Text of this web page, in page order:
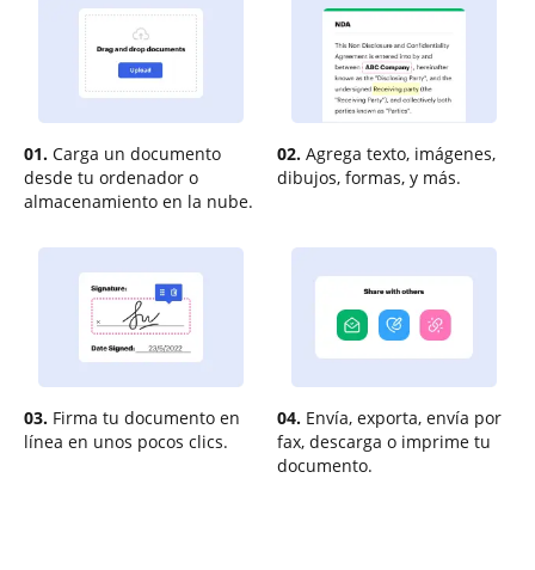
01. Carga un documento
desde tu ordenador o
almacenamiento en la nube.
02. Agrega texto, imágenes,
dibujos, formas, y más.
03. Firma tu documento en
línea en unos pocos clics.
04. Envía, exporta, envía por
fax, descarga o imprime tu
documento.